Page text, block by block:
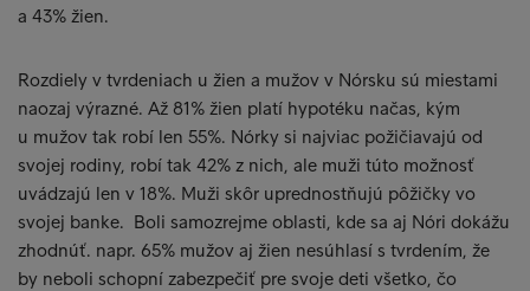
a 43% žien.
Rozdiely v tvrdeniach u žien a mužov v Nórsku sú miestami
naozaj výrazné. Až 81% žien platí hypotéku načas, kým
u mužov tak robí len 55%. Nórky si najviac požičiavajú od
svojej rodiny, robí tak 42% z nich, ale muži túto možnosť
uvádzajú len v 18%. Muži skôr uprednostňujú pôžičky vo
svojej banke. Boli samozrejme oblasti, kde sa aj Nóri dokážu
zhodnúť. napr. 65% mužov aj žien nesúhlasí s tvrdením, že
by neboli schopní zabezpečiť pre svoje deti všetko, čo